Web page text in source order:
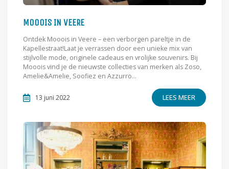
MOOOIS IN VEERE
Ontdek Mooois in Veere – een verborgen pareltje in de
Kapellestraat!Laat je verrassen door een unieke mix van
stijlvolle mode, originele cadeaus en vrolijke souvenirs. Bij
Mooois vind je de nieuwste collecties van merken als Zoso,
Amelie&Amelie, Soofiez en Azzurro...
13 juni 2022 LEES MEER